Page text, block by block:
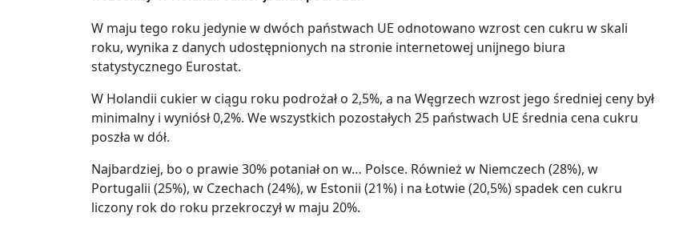
W maju tego roku jedynie w dwóch państwach UE odnotowano wzrost cen cukru w skali
roku, wynika z danych udostępnionych na stronie internetowej unijnego biura
statystycznego Eurostat.
W Holandii cukier w ciągu roku podrożał o 2,5%, a na Węgrzech wzrost jego średniej ceny był
minimalny i wyniósł 0,2%. We wszystkich pozostałych 25 państwach UE średnia cena cukru
poszła w dół.
Najbardziej, bo o prawie 30% potaniał on w… Polsce. Również w Niemczech (28%), w
Portugalii (25%), w Czechach (24%), w Estonii (21%) i na Łotwie (20,5%) spadek cen cukru
liczony rok do roku przekroczył w maju 20%.